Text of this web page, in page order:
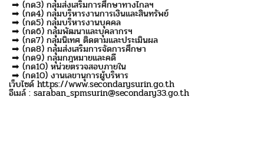
➡ (กด3) กลุ่มส่งเสริมการศึกษาทางไกลฯ
➡ (กด4) กลุ่มบริหารงานการเงินและสินทรัพย์
➡ (กด5) กลุ่มบริหารงานบุคคล
➡ (กด6) กลุ่มพัฒนาและบุคลากรฯ
➡ (กด7) กลุ่มนิเทศ ติดตามและประเมินผล
➡ (กด8) กลุ่มส่งเสริมการจัดการศึกษา
➡ (กด9) กลุ่มกฎหมายและคดี
➡ (กด10) หน่วยตรวจสอบภายใน
➡ (กด10) งานเลขานุการผู้บริหาร
เว็บไซด์ https://www.secondarysurin.go.th
อีเมล์ : saraban_spmsurin@secondary33.go.th